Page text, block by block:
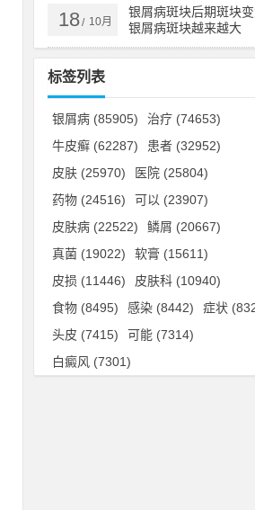
18/ 10月
银屑病斑块后期斑块
银屑病斑块越来越大
标签列表
银屑病 (85905) 治疗 (74653)
牛皮癣 (62287) 患者 (32952)
皮肤 (25970) 医院 (25804)
药物 (24516) 可以 (23907)
皮肤病 (22522) 鳞屑 (20667)
真菌 (19022) 软膏 (15611)
皮损 (11446) 皮肤科 (10940)
食物 (8495) 感染 (8442) 症状
头皮 (7415) 可能 (7314)
白癜风 (7301)